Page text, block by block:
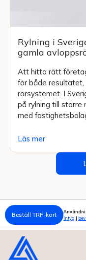
Rylning i
gamla
Att hitta rätt
för både resultatet,
rörsystemet. I
på rylning till större
med
Läs mer
Beställ TRF-kort
Intyg |